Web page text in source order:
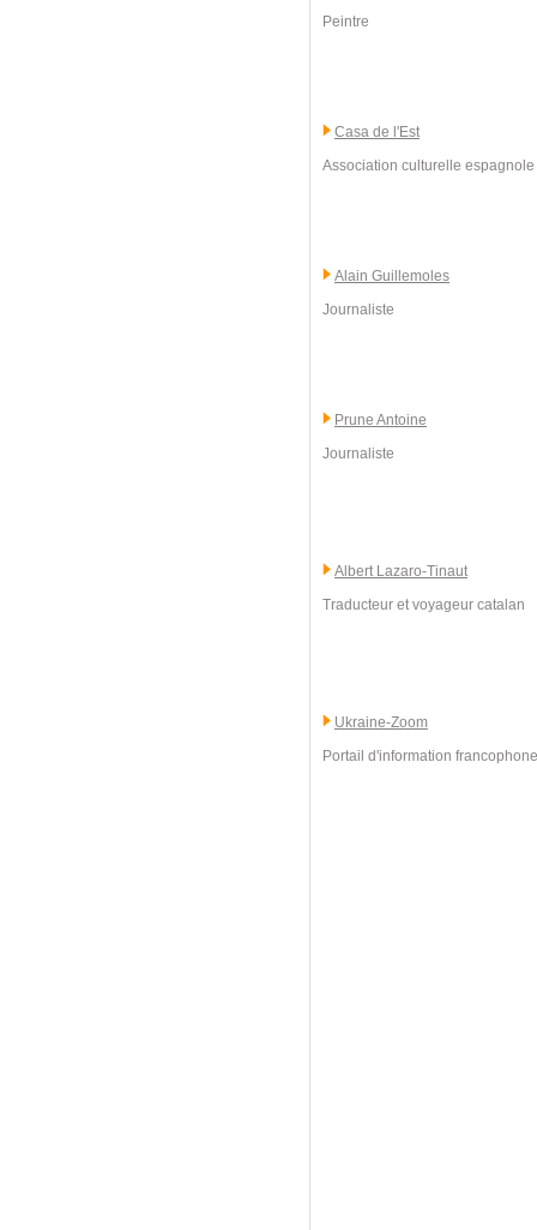
Peintre
Casa de l'Est
Association culturelle
Alain Guillemoles
Journaliste
Prune Antoine
Journaliste
Albert Lazaro-Tinaut
Traducteur et voyageur catalan
Ukraine-Zoom
Portail d'information